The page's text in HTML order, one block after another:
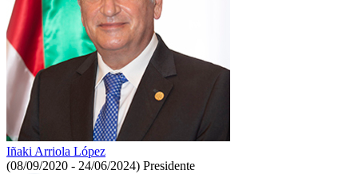
Iñaki Arriola López
(08/09/2020 - 24/06/2024) Presidente